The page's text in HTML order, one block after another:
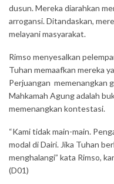
dusun. Mereka diarahkan
arrogansi. Ditandaskan,
melayani masyarakat.
Rimso menyesalkan
Tuhan memaafkan mereka
Perjuangan memenangkan
Mahkamah Agung adalah
memenangkan kontestasi.
“Kami tidak main-main.
modal di Dairi. Jika Tuhan
menghalangi” kata Rimso,
(D01)